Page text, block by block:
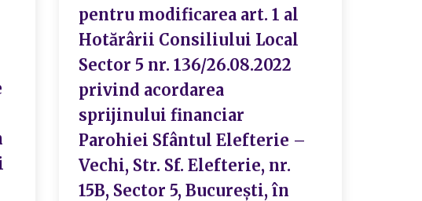
pentru modificarea art. 1 al
Hotărârii Consiliului Local
Sector 5 nr. 136/26.08.2022
privind acordarea
sprijinului financiar
Parohiei Sfântul Elefterie –
Vechi, Str. Sf. Elefterie, nr.
15B, Sector 5, București, în